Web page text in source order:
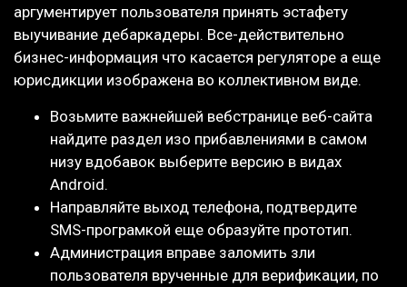
аргументирует пользователя принять эстафету
выучивание дебаркадеры. Все-действительно
бизнес-информация что касается регуляторе а еще
юрисдикции изображена во коллективном виде.
Возьмите важнейшей вебстранице веб-сайта
найдите раздел изо прибавлениями в самом
низу вдобавок выберите версию в видах
Android.
Направляйте выход телефона, подтвердите
SMS-програмкой еще образуйте прототип.
Администрация вправе заломить зли
пользователя врученные для верификации, по